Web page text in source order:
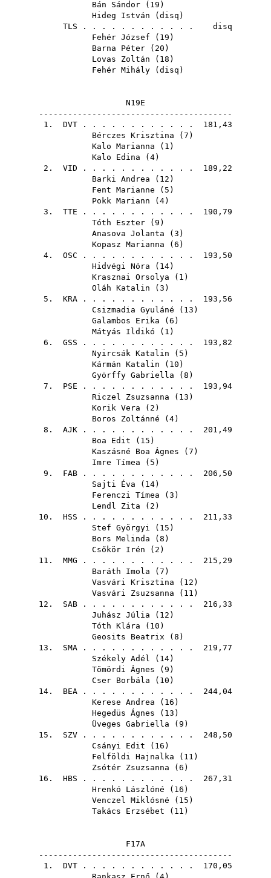
Bán Sándor ( 19 )
Hideg István ( disq )
TLS . . . . . . . . . . . . disq
Fehér József ( 19 )
Barna Péter ( 20 )
Lovas Zoltán ( 18 )
Fehér Mihály ( disq )
N19E
----------------------------------------
1. DVT . . . . . . . . . . . . 181,43
Bérczes Krisztina ( 7 )
Kalo Marianna ( 1 )
Kalo Edina ( 4)
2. VID . . . . . . . . . . . . 189,22
Barki Andrea ( 12 )
Fent Marianne ( 5 )
Pokk Mariann ( 4)
3. TTE . . . . . . . . . . . . 190,79
Tóth Eszter ( 9 )
Anasova Jolanta ( 3 )
Kopasz Marianna ( 6 )
4. OSC . . . . . . . . . . . . 193,50
Hidvégi Nóra ( 14)
Krasznai Orsolya ( 1 )
Oláh Katalin ( 3 )
5. KRA . . . . . . . . . . . . 193,56
Csizmadia Gyuláné ( 13 )
Galambos Erika ( 6 )
Mátyás Ildikó ( 1 )
6. GSS . . . . . . . . . . . . 193,82
Nyircsák Katalin ( 5 )
Kármán Katalin ( 10 )
Györffy Gabriella ( 8 )
7. PSE . . . . . . . . . . . . 193,94
Riczel Zsuzsanna ( 13 )
Korik Vera ( 2 )
Boros Zoltánné ( 4)
8. AJK . . . . . . . . . . . . 201,49
Boa Edit ( 15 )
Kaszásné Boa Ágnes ( 7 )
Imre Tímea ( 5 )
9. FAB . . . . . . . . . . . . 206,50
Sajti Éva ( 14)
Ferenczi Tímea ( 3 )
Lendl Zita ( 2 )
10. HSS . . . . . . . . . . . . 211,33
Stef Györgyi ( 15 )
Bors Melinda ( 8 )
Csőkör Irén ( 2 )
11. MMG . . . . . . . . . . . . 215,29
Baráth Imola ( 7 )
Vasvári Krisztina ( 12 )
Vasvári Zsuzsanna ( 11 )
12. SAB . . . . . . . . . . . . 216,33
Juhász Júlia ( 12 )
Tóth Klára ( 10 )
Geosits Beatrix ( 8 )
13. SMA . . . . . . . . . . . . 219,77
Székely Adél ( 14)
Tömördi Ágnes ( 9 )
Cser Borbála ( 10 )
14. BEA . . . . . . . . . . . . 244,04
Kerese Andrea ( 16 )
Hegedüs Ágnes ( 13 )
Üveges Gabriella ( 9 )
15. SZV . . . . . . . . . . . . 248,50
Csányi Edit ( 16 )
Felföldi Hajnalka ( 11 )
Zsótér Zsuzsanna ( 6 )
16. HBS . . . . . . . . . . . . 267,31
Hrenkó Lászlóné ( 16 )
Venczel Miklósné ( 15 )
Takács Erzsébet ( 11 )
F17A
----------------------------------------
1. DVT . . . . . . . . . . . . 170,05